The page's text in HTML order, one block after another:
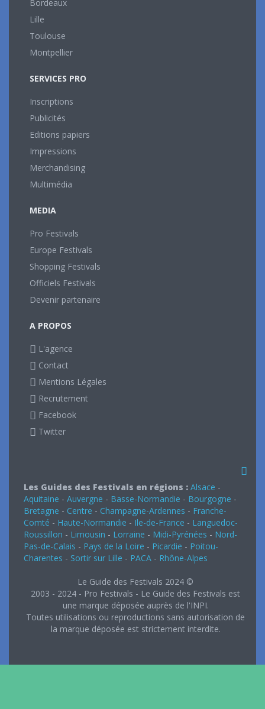
Bordeaux
Lille
Toulouse
Montpellier
SERVICES PRO
Inscriptions
Publicités
Editions papiers
Impressions
Merchandising
Multimédia
MEDIA
Pro Festivals
Europe Festivals
Shopping Festivals
Officiels Festivals
Devenir partenaire
A PROPOS
L'agence
Contact
Mentions Légales
Recrutement
Facebook
Twitter
Les Guides des Festivals en régions : Alsace -
Aquitaine - Auvergne - Basse-Normandie - Bourgogne -
Bretagne - Centre - Champagne-Ardennes - Franche-
Comté - Haute-Normandie - Ile-de-France - Languedoc-
Roussillon - Limousin - Lorraine - Midi-Pyrénées - Nord-
Pas-de-Calais - Pays de la Loire - Picardie - Poitou-
Charentes - Sortir sur Lille - PACA - Rhône-Alpes
Le Guide des Festivals 2024 ©
2003 - 2024 - Pro Festivals - Le Guide des Festivals est
une marque déposée auprès de l'INPI.
Toutes utilisations ou reproductions sans autorisation de
la marque déposée est strictement interdite.